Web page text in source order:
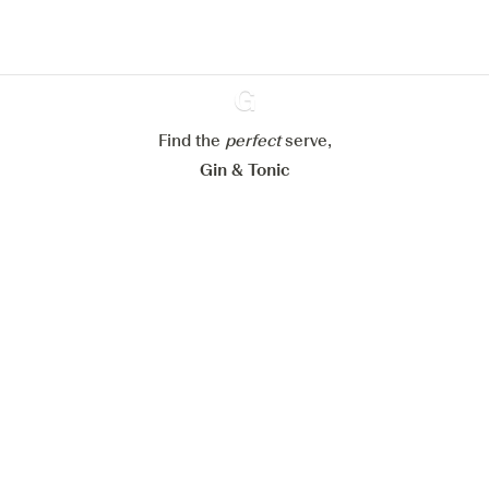
Ginventory
Find the perfectserve,
Gin & Tonic
Paramétrer mes cookies
Refuser tout Accepter tout